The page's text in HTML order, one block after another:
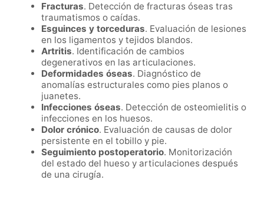
Fracturas. Detección de fracturas óseas tras
traumatismos o caídas.
Esguinces y torceduras. Evaluación de lesiones
en los ligamentos y tejidos blandos.
Artritis. Identificación de cambios
degenerativos en las articulaciones.
Deformidades óseas. Diagnóstico de
anomalías estructurales como pies planos o
juanetes.
Infecciones óseas. Detección de osteomielitis o
infecciones en los huesos.
Dolor crónico. Evaluación de causas de dolor
persistente en el tobillo y pie.
Seguimiento postoperatorio. Monitorización
del estado del hueso y articulaciones después
de una cirugía.